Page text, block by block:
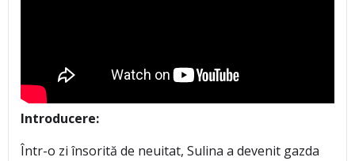
Introducere:
Într-o zi însorită de neuitat, Sulina a devenit gazda